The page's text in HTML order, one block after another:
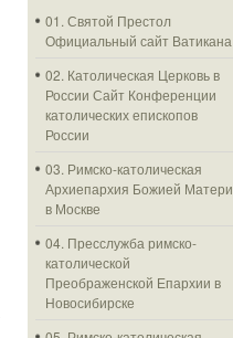
01. Святой Престол
Официальный сайт Ватикана
02. Католическая Церковь в
России Сайт Конференции
католических епископов
России
03. Римско-католическая
Архиепархия Божией Матери
в Москве
04. Пресслужба римско-
католической
Преображенской Епархии в
Новосибирске